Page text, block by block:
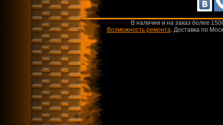
В наличии и на заказ более
Возможность ремонта.Доставка по